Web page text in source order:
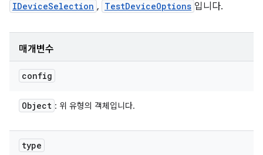
IDeviceSelection , TestDeviceOptions 입니다.
매개변수
config
Object : 위 유형의 객체입니다.
type